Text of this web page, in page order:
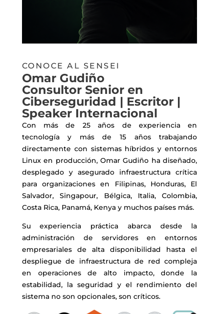
CONOCE AL SENSEI
Omar Gudiño
Consultor Senior en
Ciberseguridad | Escritor |
Speaker Internacional
Con más de 25 años de experiencia en
tecnología y más de 15 años trabajando
directamente con sistemas híbridos y entornos
Linux en producción, Omar Gudiño ha diseñado,
desplegado y asegurado infraestructura crítica
para organizaciones en Filipinas, Honduras, El
Salvador, Singapour, Bélgica, Italia, Colombia,
Costa Rica, Panamá, Kenya y muchos países más.
Su experiencia práctica abarca desde la
administración de servidores en entornos
empresariales de alta disponibilidad hasta el
despliegue de infraestructura de red compleja
en operaciones de alto impacto, donde la
estabilidad, la seguridad y el rendimiento del
sistema no son opcionales, son críticos.